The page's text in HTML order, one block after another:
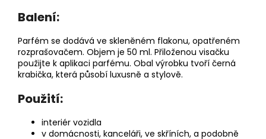
Balení:
Parfém se dodává ve skleněném flakonu, opatřeném
rozprašovačem. Objem je 50 ml. Přiloženou visačku
použijte k aplikaci parfému. Obal výrobku tvoří černá
krabička, která působí luxusně a stylově.
Použití:
interiér vozidla
v domácnosti, kanceláři, ve skříních, a podobně